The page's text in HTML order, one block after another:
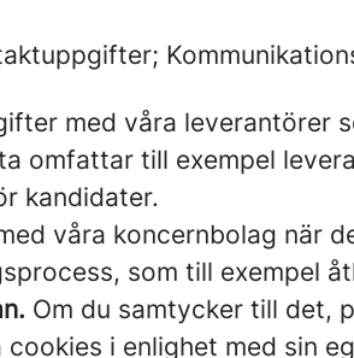
med våra leverantörer
omfattar till exempel
kandidater.
våra koncernbolag när
som till exempel
Om du samtycker till det,
i enlighet med sin